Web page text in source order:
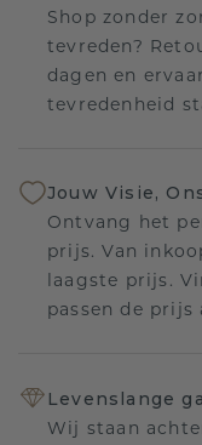
Shop zonder
tevreden?
dagen en
tevredenheid
Jouw Visie,
Ontvang het
prijs. Van
laagste prijs.
passen de prijs
Levenslange
Wij staan